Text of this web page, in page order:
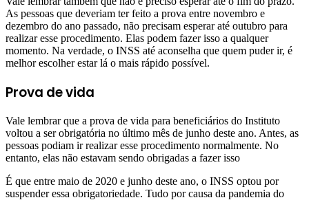
As pessoas que deveriam ter feito a prova entre novembro e
dezembro do ano passado, não precisam esperar até outubro para
realizar esse procedimento. Elas podem fazer isso a qualquer
momento. Na verdade, o INSS até aconselha que quem puder ir, é
melhor escolher estar lá o mais rápido possível.
Prova de vida
Vale lembrar que a prova de vida para beneficiários do Instituto
voltou a ser obrigatória no último mês de junho deste ano. Antes, as
pessoas podiam ir realizar esse procedimento normalmente. No
entanto, elas não estavam sendo obrigadas a fazer isso
É que entre maio de 2020 e junho deste ano, o INSS optou por
suspender essa obrigatoriedade. Tudo por causa da pandemia do